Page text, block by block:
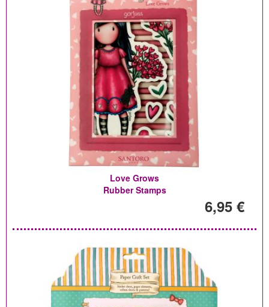
Love Grows
Rubber Stamps
6,95 €